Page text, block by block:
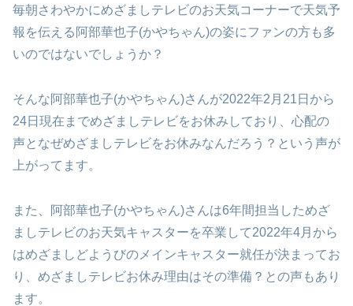
毎朝さわやかにめざましテレビのお天気コーナーで天気予
報を伝える阿部華也子(かやちゃん)の姿にファンの方も多
いのではないでしょうか？
そんな阿部華也子(かやちゃん)さんが2022年2月21日から
24日現在までめざましテレビをお休みしており、心配の
声となぜめざましテレビをお休みなんだろう？という声が
上がってます。
また、阿部華也子(かやちゃん)さんは6年間担当しためざ
ましテレビのお天気キャスターを卒業して2022年4月から
はめざましどようびのメインキャスター就任が決まってお
り、めざましテレビお休み理由はその準備？との声もあり
ます。